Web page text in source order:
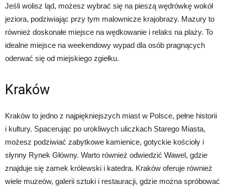
Jeśli wolisz ląd, możesz wybrać się na pieszą wędrówkę wokół
jeziora, podziwiając przy tym malownicze krajobrazy. Mazury to
również doskonałe miejsce na wędkowanie i relaks na plaży. To
idealne miejsce na weekendowy wypad dla osób pragnących
oderwać się od miejskiego zgiełku.
Kraków
Kraków to jedno z najpiękniejszych miast w Polsce, pełne historii
i kultury. Spacerując po urokliwych uliczkach Starego Miasta,
możesz podziwiać zabytkowe kamienice, gotyckie kościoły i
słynny Rynek Główny. Warto również odwiedzić Wawel, gdzie
znajduje się zamek królewski i katedra. Kraków oferuje również
wiele muzeów, galerii sztuki i restauracji, gdzie można spróbować